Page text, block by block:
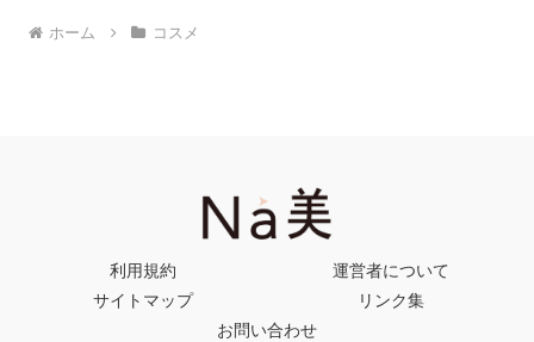
ホーム コスメ
利用規約
運営者について
サイトマップ
リンク集
お問い合わせ